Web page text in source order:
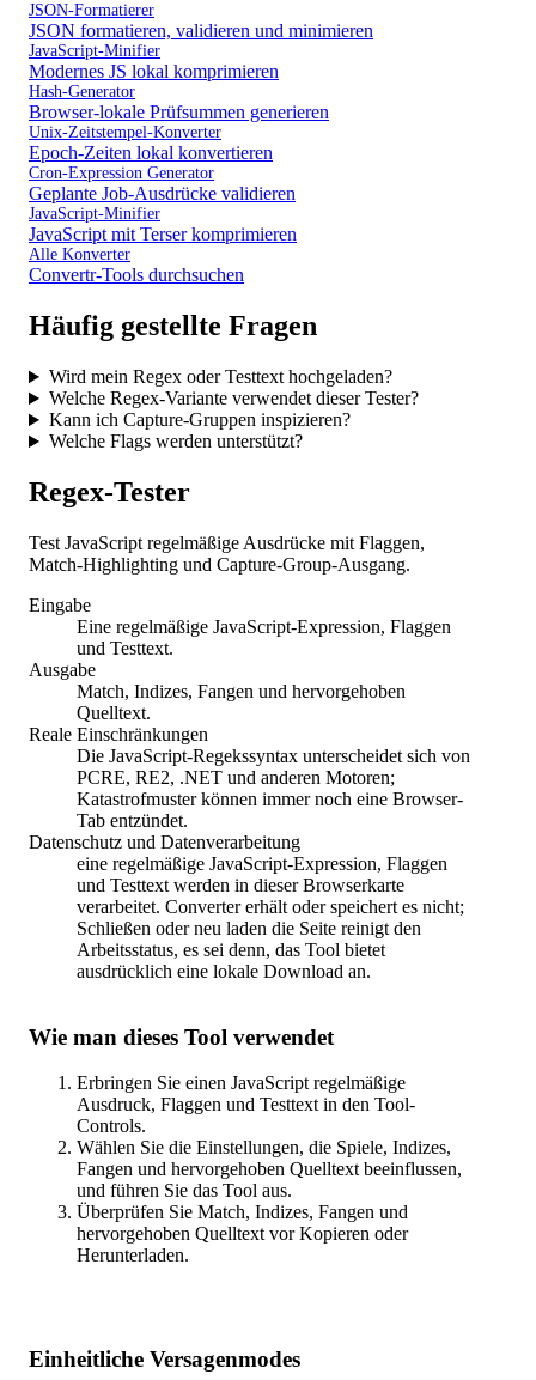
JSON-Formatierer
JSON formatieren, validieren und minimieren
JavaScript-Minifier
Modernes JS lokal komprimieren
Hash-Generator
Browser-lokale Prüfsummen generieren
Unix-Zeitstempel-Konverter
Epoch-Zeiten lokal konvertieren
Cron-Expression Generator
Geplante Job-Ausdrücke validieren
JavaScript-Minifier
JavaScript mit Terser komprimieren
Alle Konverter
Convertr-Tools durchsuchen
Häufig gestellte Fragen
Wird mein Regex oder Testtext hochgeladen?
Welche Regex-Variante verwendet dieser Tester?
Kann ich Capture-Gruppen inspizieren?
Welche Flags werden unterstützt?
Regex-Tester
Test JavaScript regelmäßige Ausdrücke mit Flaggen,
Match-Highlighting und Capture-Group-Ausgang.
Eingabe
Eine regelmäßige JavaScript-Expression, Flaggen
und Testtext.
Ausgabe
Match, Indizes, Fangen und hervorgehoben
Quelltext.
Reale Einschränkungen
Die JavaScript-Regekssyntax unterscheidet sich von
PCRE, RE2, .NET und anderen Motoren;
Katastrofmuster können immer noch eine Browser-
Tab entzündet.
Datenschutz und Datenverarbeitung
eine regelmäßige JavaScript-Expression, Flaggen
und Testtext werden in dieser Browserkarte
verarbeitet. Converter erhält oder speichert es nicht;
Schließen oder neu laden die Seite reinigt den
Arbeitsstatus, es sei denn, das Tool bietet
ausdrücklich eine lokale Download an.
Wie man dieses Tool verwendet
Erbringen Sie einen JavaScript regelmäßige
Ausdruck, Flaggen und Testtext in den Tool-
Controls.
Wählen Sie die Einstellungen, die Spiele, Indizes,
Fangen und hervorgehoben Quelltext beeinflussen,
und führen Sie das Tool aus.
Überprüfen Sie Match, Indizes, Fangen und
hervorgehoben Quelltext vor Kopieren oder
Herunterladen.
Einheitliche Versagenmodes